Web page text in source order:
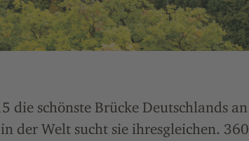
schönste Brücke Deutschlands an
der Welt sucht sie ihresgleichen. 360